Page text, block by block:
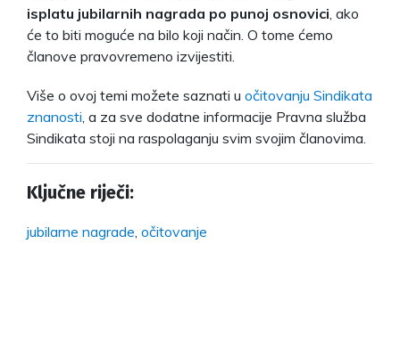
isplatu jubilarnih nagrada po punoj osnovici, ako
će to biti moguće na bilo koji način. O tome ćemo
članove pravovremeno izvijestiti.
Više o ovoj temi možete saznati u očitovanju Sindikata
znanosti, a za sve dodatne informacije Pravna služba
Sindikata stoji na raspolaganju svim svojim članovima.
Ključne riječi:
jubilarne nagrade, očitovanje